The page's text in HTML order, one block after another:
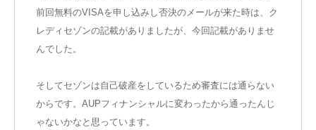
前回無料のVISAを申し込みし否決のメールが来た時は、ク
レディセゾンの記載がありましたが、今回記載がありませ
んでした。
そしてセゾンは自己破産をしているため審査には通らない
からです。AUPフィナンシャルに変わったから通ったんじ
ゃないかなと思っています。